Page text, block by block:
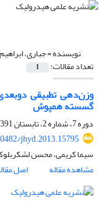
نویسنده =جباری، ابراهیم
تعداد مقالات: 1
وزن‌دهی تطبیقی
گسسته همپوش
دوره 7، شماره 2، تابستان 1391، صفحه
jhyd.2013.15795
سیما کریمی، محسن
مشاهده مقاله
اصل